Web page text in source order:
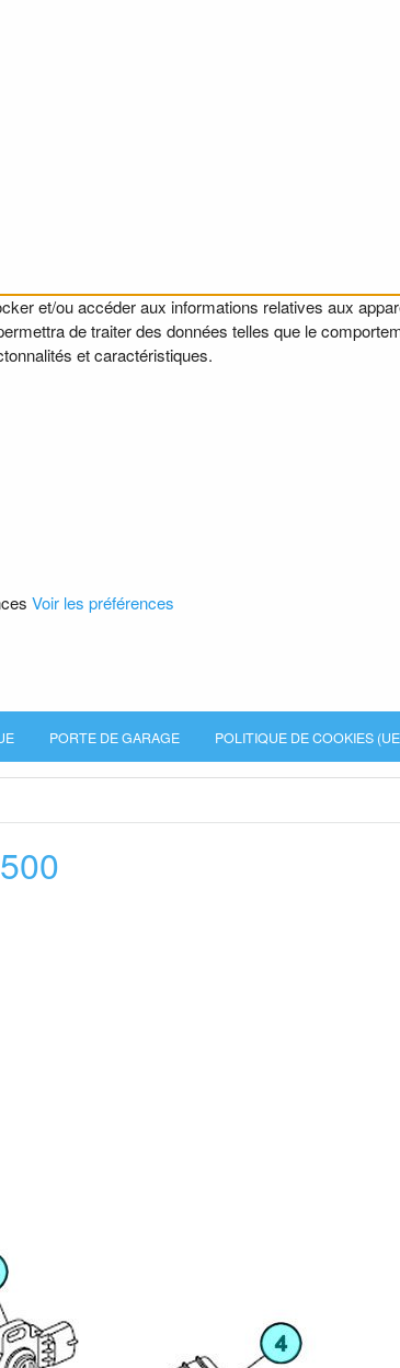
et/ou accéder aux informations relatives aux
de traiter des données telles que le
et caractéristiques.
Voir les préférences
PORTE DE GARAGE POLITIQUE DE COOKIES